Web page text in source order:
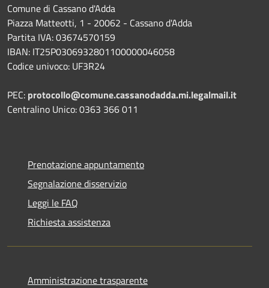
Comune di Cassano d'Adda
Piazza Matteotti, 1 - 20062 - Cassano d'Adda
Partita IVA: 03674570159
IBAN: IT25P0306932801100000046058
Codice univoco: UF3R24
PEC: protocollo@comune.cassanodadda.mi.legalmail.it
Centralino Unico: 0363 366 011
Prenotazione appuntamento
Segnalazione disservizio
Leggi le FAQ
Richiesta assistenza
Amministrazione trasparente